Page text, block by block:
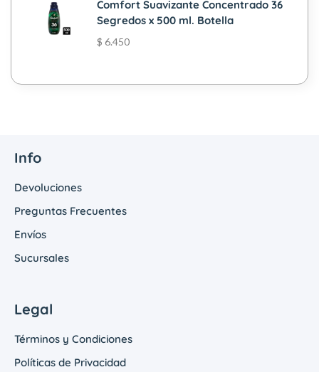
Comfort Suavizante Concentrado 36
Segredos x 500 ml. Botella
$ 6.450
Info
Devoluciones
Preguntas Frecuentes
Envíos
Sucursales
Legal
Términos y Condiciones
Políticas de Privacidad